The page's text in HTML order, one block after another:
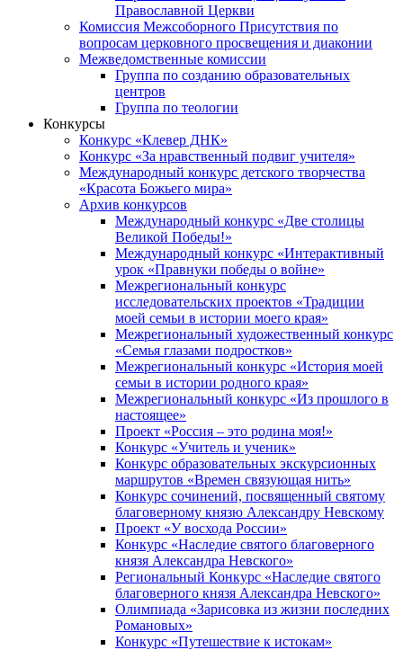
Православной Церкви
Комиссия Межсоборного Присутствия по
вопросам церковного просвещения и диаконии
Межведомственные комиссии
Группа по созданию образовательных
центров
Группа по теологии
Конкурсы
Конкурс «Клевер ДНК»
Конкурс «За нравственный подвиг учителя»
Международный конкурс детского творчества
«Красота Божьего мира»
Архив конкурсов
Международный конкурс «Две столицы
Великой Победы!»
Международный конкурс «Интерактивный
урок «Правнуки победы о войне»
Межрегиональный конкурс
исследовательских проектов «Традиции
моей семьи в истории моего края»
Межрегиональный художественный конкурс
«Семья глазами подростков»
Межрегиональный конкурс «История моей
семьи в истории родного края»
Межрегиональный конкурс «Из прошлого в
настоящее»
Проект «Россия – это родина моя!»
Конкурс «Учитель и ученик»
Конкурс образовательных экскурсионных
маршрутов «Времен связующая нить»
Конкурс сочинений, посвященный святому
благоверному князю Александру Невскому
Проект «У восхода России»
Конкурс «Наследие святого благоверного
князя Александра Невского»
Региональный Конкурс «Наследие святого
благоверного князя Александра Невского»
Олимпиада «Зарисовка из жизни последних
Романовых»
Конкурс «Путешествие к истокам»